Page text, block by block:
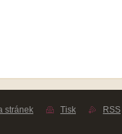
stránek Tisk RSS